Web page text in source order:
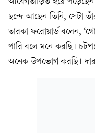
ছন্দে আছেন তিনি, সেটা
তারকা ফরোয়ার্ড বলেন,
পারি বলে মনে করছি।
অনেক উপভোগ করছি।